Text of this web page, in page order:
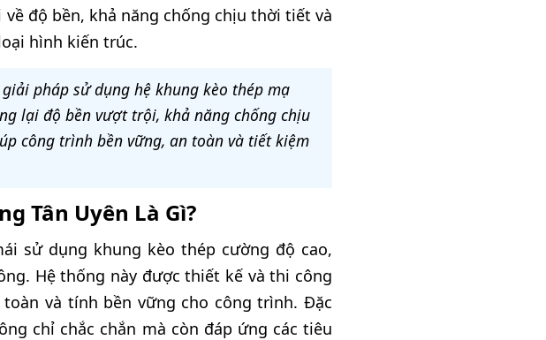
độ bền, khả năng chống chịu thời tiết và
hình kiến trúc.
pháp sử dụng hệ khung kèo thép mạ
lại độ bền vượt trội, khả năng chống chịu
công trình bền vững, an toàn và tiết kiệm
Tân Uyên Là Gì?
sử dụng khung kèo thép cường độ cao,
Hệ thống này được thiết kế và thi công
và tính bền vững cho công trình. Đặc
chỉ chắc chắn mà còn đáp ứng các tiêu